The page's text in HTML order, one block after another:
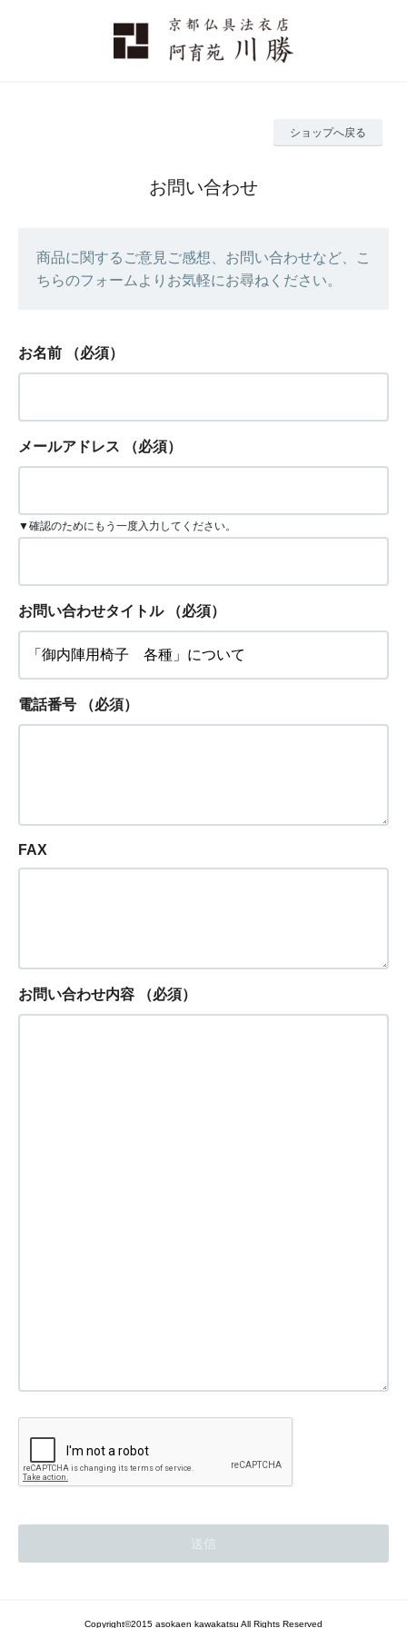
ショップへ戻る
お問い合わせ
商品に関するご意見ご感想、お問い合わせなど、こ
ちらのフォームよりお気軽にお尋ねください。
お名前 （必須）
メールアドレス （必須）
▼確認のためにもう一度入力してください。
お問い合わせタイトル （必須）
電話番号 （必須）
FAX
お問い合わせ内容 （必須）
Copyright©2015 asokaen kawakatsu All Rights Reserved